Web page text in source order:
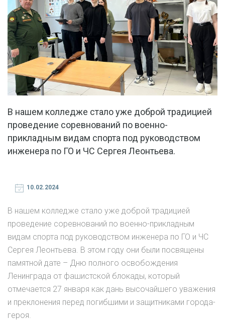
В нашем колледже стало уже доброй традицией
проведение соревнований по военно-
прикладным видам спорта под руководством
инженера по ГО и ЧС Сергея Леонтьева.
10.02.2024
В нашем колледже стало уже доброй традицией
проведение соревнований по военно-прикладным
видам спорта под руководством инженера по ГО и ЧС
Сергея Леонтьева. В этом году они были посвящены
памятной дате – Дню полного освобождения
Ленинграда от фашистской блокады, который
отмечается 27 января как дань высочайшего уважения
и преклонения перед погибшими и защитниками города-
героя.